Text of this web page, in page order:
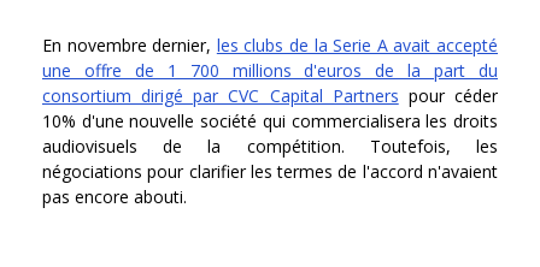
En novembre dernier, les clubs de la Serie A avait accepté
une offre de 1 700 millions d'euros de la part du
consortium dirigé par CVC Capital Partners pour céder
10% d'une nouvelle société qui commercialisera les droits
audiovisuels de la compétition. Toutefois, les
négociations pour clarifier les termes de l'accord n'avaient
pas encore abouti.